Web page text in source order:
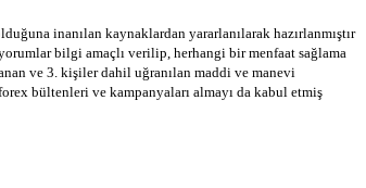
inanılan kaynaklardan yararlanılarak hazırlanmıştır
bilgi amaçlı verilip, herhangi bir menfaat sağlama
ve 3. kişiler dahil uğranılan maddi ve manevi
bültenleri ve kampanyaları almayı da kabul etmiş